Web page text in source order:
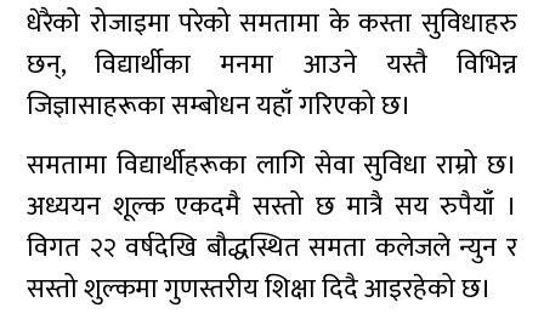
धेरैको रोजाइमा परेको समतामा के कस्ता सुविधाहरु
छन्, विद्यार्थीका मनमा आउने यस्तै विभिन्न
जिज्ञासाहरूका सम्बोधन यहाँ गरिएको छ।
समतामा विद्यार्थीहरूका लागि सेवा सुविधा राम्रो छ।
अध्ययन शूल्क एकदमै सस्तो छ मात्रै सय रुपैयाँ ।
विगत २२ वर्षदेखि बौद्धस्थित समता कलेजले न्युन र
सस्तो शुल्कमा गुणस्तरीय शिक्षा दिदै आइरहेको छ।